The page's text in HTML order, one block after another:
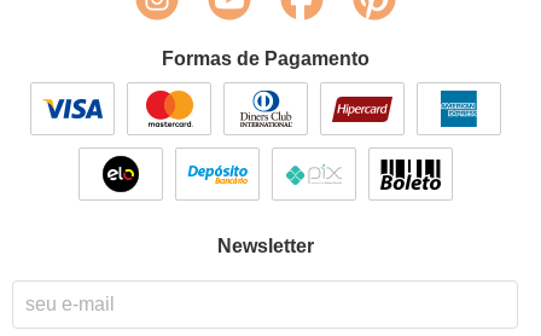
Formas de Pagamento
Newsletter